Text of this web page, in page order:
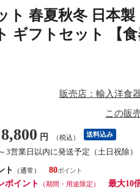
ト 春夏秋冬 日本
ギフトセット 【食
販売店：輸入洋食
この販
8,800 円 （税込） 送料込み
3営業日以内に発送予定（土日祝除）
ト
（通常）
80
ポイント
（期間・用途限定）
最大10